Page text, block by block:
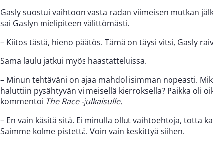
Gasly suostui vaihtoon vasta radan viimeisen mutkan
sai Gaslyn mielipiteen välittömästi.
– Kiitos tästä, hieno päätös. Tämä on täysi vitsi, Gasly
Sama laulu jatkui myös haastatteluissa.
– Minun tehtäväni on ajaa mahdollisimman nopeasti.
haluttiin pysähtyvän viimeisellä kierroksella? Paikka oli
kommentoi The Race -julkaisulle.
– En vain käsitä sitä. Ei minulla ollut vaihtoehtoja, totta
Saimme kolme pistettä. Voin vain keskittyä siihen.